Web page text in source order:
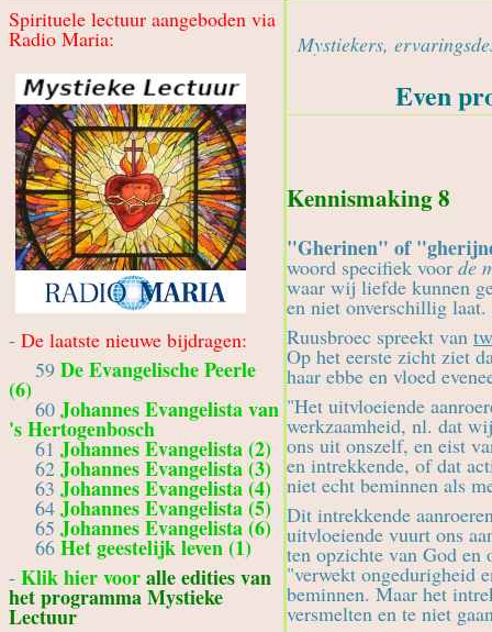
Spirituele lectuur aangeboden via
Radio Maria:
- De laatste nieuwe bijdragen:
59 De Evangelische Peerle
(6)
60 Johannes Evangelista van
's Hertogenbosch
61 Johannes Evangelista (2)
62 Johannes Evangelista (3)
63 Johannes Evangelista (4)
64 Johannes Evangelista (5)
65 Johannes Evangelista (6)
66 Het geestelijk leven (1)
- Klik hier vooralle edities van
het programma Mystieke
Lectuur
Mystiekers,
Even
Kennismaking 8
"Gherinen" of
woord specifiek voor de
waar wij liefde kunnen
en niet onverschillig laat.
Ruusbroec spreekt van
Op het eerste zicht ziet
haar ebbe en vloed
"Het uitvloeiende
werkzaamheid, nl. dat
ons uit onszelf, en eist
en intrekkende, of dat
niet echt beminnen als
Dit intrekkende
uitvloeiende vuurt ons
ten opzichte van God en
"verwekt ongedurigheid
beminnen. Maar het
versmelten en te niet